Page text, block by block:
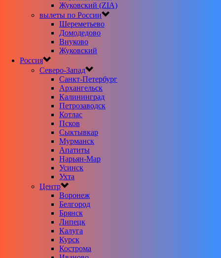
Жуковский (ZIA)
вылеты по России
Шереметьево
Домодедово
Внуково
Жуковский
Россия
Северо-Запад
Санкт-Петербург
Архангельск
Калининград
Петрозаводск
Котлас
Псков
Сыктывкар
Мурманск
Апатиты
Нарьян-Мар
Усинск
Ухта
Центр
Воронеж
Белгород
Брянск
Липецк
Калуга
Курск
Кострома